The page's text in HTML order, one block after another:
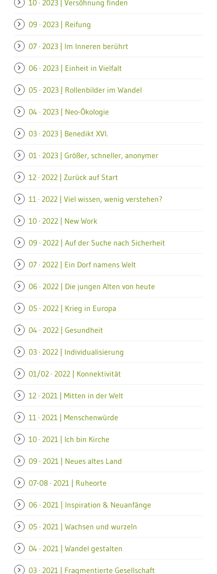
10 · 2023 | Versöhnung finden
09 · 2023 | Reifung
07 · 2023 | Im Inneren berührt
06 · 2023 | Einheit in Vielfalt
05 · 2023 | Rollenbilder im Wandel
04 · 2023 | Neo-Ökologie
03 · 2023 | Benedikt XVI.
01 · 2023 | Größer, schneller, anonymer
12 · 2022 | Zurück auf Start
11 · 2022 | Viel wissen, wenig verstehen?
10 · 2022 | New Work
09 · 2022 | Auf der Suche nach Sicherheit
07 · 2022 | Ein Dorf namens Welt
06 · 2022 | Die jungen Alten von heute
05 · 2022 | Krieg in Europa
04 · 2022 | Gesundheit
03 · 2022 | Individualisierung
01/02 · 2022 | Konnektivität
12 · 2021 | Mitten in der Welt
11 · 2021 | Menschenwürde
10 · 2021 | Ich bin Kirche
09 · 2021 | Neues altes Land
07-08 · 2021 | Ruheorte
06 · 2021 | Inspiration & Neuanfänge
05 · 2021 | Wachsen und wurzeln
04 · 2021 | Wandel gestalten
03 · 2021 | Fragmentierte Gesellschaft